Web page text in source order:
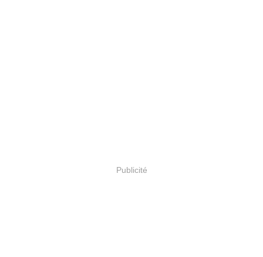
Publicité